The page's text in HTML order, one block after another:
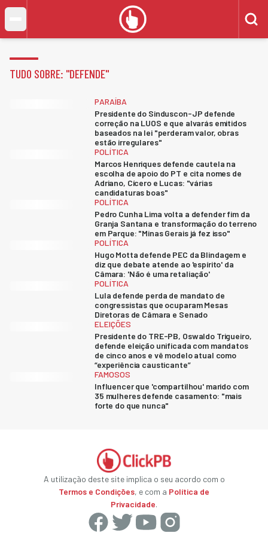
TUDO SOBRE: "DEFENDE"
PARAÍBA
Presidente do Sinduscon-JP defende
correção na LUOS e que alvarás emitidos
baseados na lei "perderam valor, obras
estão irregulares"
POLÍTICA
Marcos Henriques defende cautela na
escolha de apoio do PT e cita nomes de
Adriano, Cícero e Lucas: "várias
candidaturas boas"
POLÍTICA
Pedro Cunha Lima volta a defender fim da
Granja Santana e transformação do terreno
em Parque: "Minas Gerais já fez isso"
POLÍTICA
Hugo Motta defende PEC da Blindagem e
diz que debate atende ao 'espírito' da
Câmara: 'Não é uma retaliação'
POLÍTICA
Lula defende perda de mandato de
congressistas que ocuparam Mesas
Diretoras de Câmara e Senado
ELEIÇÕES
Presidente do TRE-PB, Oswaldo Trigueiro,
defende eleição unificada com mandatos
de cinco anos e vê modelo atual como
“experiência causticante”
FAMOSOS
Influencer que 'compartilhou' marido com
35 mulheres defende casamento: "mais
forte do que nunca"
A utilização deste site implica o seu acordo com o
Termos e Condições, e com a Política de
Privacidade.